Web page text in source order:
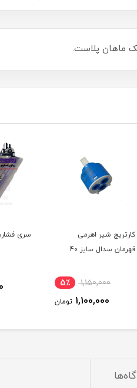
ماهان پلاست.
کارتریج شیر اهرمی
قهرمان سدال سایز 40
1,150,000 5٪
1,100,000 تومان
سری